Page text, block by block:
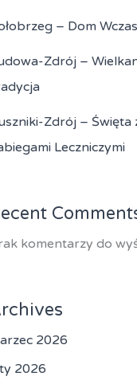
– Dom
Zdrój –
Zdrój – Święta
Leczniczymi
komentarzy do
2026
2026